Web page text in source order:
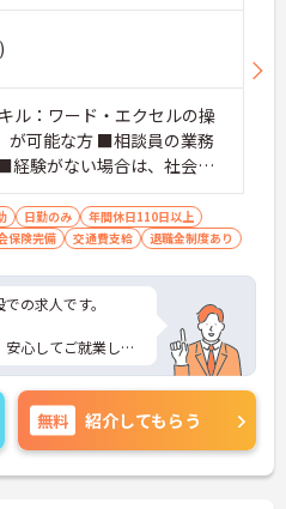
ル：ワード・エクセルの操
が可能な方 ■相談員の業務
経験がない場合は、社会福
護支援専門員資格を持って
専門員・社会福祉士・精
れば尚可 ※普通自動車運
日勤のみ
年間休日110日以上
保険完備 交通費支給 退職金制度あり
の求人です。
心してご就業して
すので、プライベ
を評価していただ
無料 紹介してもらう